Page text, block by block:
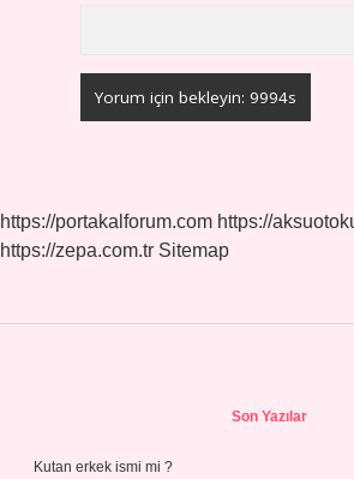
https://portakalforum.com https://
https://zepa.com.tr Sitemap
Son Yazılar
Kutan erkek ismi mi ?